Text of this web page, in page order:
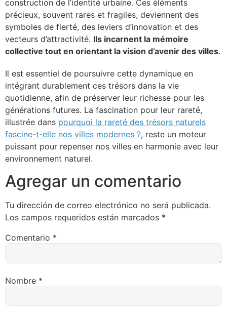
construction de l’identité urbaine. Ces éléments
précieux, souvent rares et fragiles, deviennent des
symboles de fierté, des leviers d’innovation et des
vecteurs d’attractivité. Ils incarnent la mémoire
collective tout en orientant la vision d’avenir des villes.
Il est essentiel de poursuivre cette dynamique en
intégrant durablement ces trésors dans la vie
quotidienne, afin de préserver leur richesse pour les
générations futures. La fascination pour leur rareté,
illustrée dans pourquoi la rareté des trésors naturels
fascine-t-elle nos villes modernes ?, reste un moteur
puissant pour repenser nos villes en harmonie avec leur
environnement naturel.
Agregar un comentario
Tu dirección de correo electrónico no será publicada.
Los campos requeridos están marcados *
Comentario *
Nombre *